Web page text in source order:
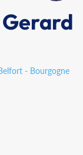
- Bourgogne